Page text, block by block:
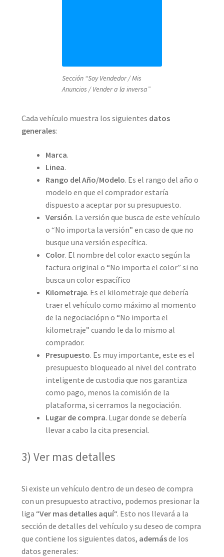
Sección “Soy Vendedor / Mis
Anuncios / Vender a la inversa”
Cada vehículo muestra los siguientes datos
generales:
Marca.
Linea.
Rango del Año/Modelo. Es el rango del año o
modelo en que el comprador estaría
dispuesto a aceptar por su presupuesto.
Versión. La versión que busca de este vehículo
o “No importa la versión” en caso de que no
busque una versión específica.
Color. El nombre del color exacto según la
factura original o “No importa el color” si no
busca un color espacífico
Kilometraje. Es el kilometraje que debería
traer el vehículo como máximo al momento
de la negociaciópn o “No importa el
kilometraje” cuando le da lo mismo al
comprador.
Presupuesto. Es muy importante, este es el
presupuesto bloqueado al nivel del contrato
inteligente de custodia que nos garantiza
como pago, menos la comisión de la
plataforma, si cerramos la negociación.
Lugar de compra. Lugar donde se debería
llevar a cabo la cita presencial.
3) Ver mas detalles
Si existe un vehículo dentro de un deseo de compra
con un presupuesto atractivo, podemos presionar la
liga “Ver mas detalles aquí“. Esto nos llevará a la
sección de detalles del vehículo y su deseo de compra
que contiene los siguientes datos, ademásde los
datos generales: